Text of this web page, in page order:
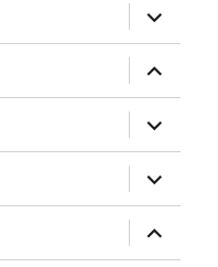
expande
el
menú
inferior
expande
el
menú
inferior
expande
el
menú
inferior
expande
el
menú
inferior
expande
el